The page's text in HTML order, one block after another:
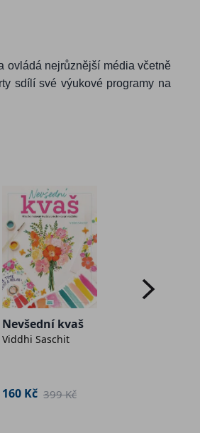
ovládá nejrůznější média včetně
sdílí své výukové programy na
Nevšední kvaš
Viddhi Saschit
160 Kč 399 Kč